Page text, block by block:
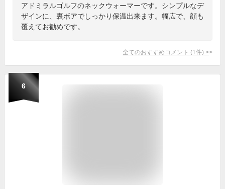
アドミラルゴルフのネックウォーマーです。シンプルなデ
ザインに、裏ボアでしっかり保温出来ます。幅広で、顔も
覆えてお勧めです。
全てのおすすめコメント (1 件) >
6